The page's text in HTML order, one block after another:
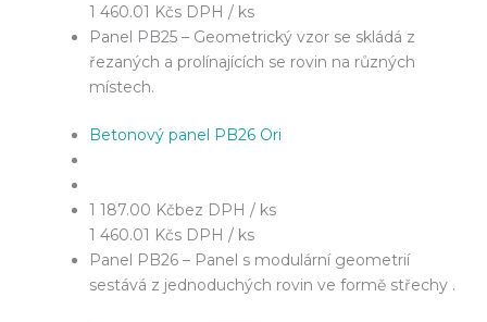
1 460.01 Kčs DPH / ks
Panel PB25 – Geometrický vzor se skládá z
řezaných a prolínajících se rovin na různých
místech.
Betonový panel PB26 Ori
1 187.00 Kčbez DPH / ks
1 460.01 Kčs DPH / ks
Panel PB26 – Panel s modulární geometrií
sestává z jednoduchých rovin ve formě střechy .